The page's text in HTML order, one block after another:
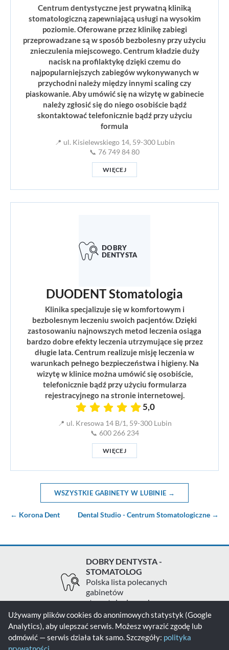
Centrum dentystyczne jest prywatną kliniką
stomatologiczną zapewniającą usługi na wysokim
poziomie. Oferowane przez klinikę zabiegi
przeprowadzane są w sposób bezbolesny przy użyciu
znieczulenia miejscowego. Centrum kładzie duży
nacisk na profilaktykę dzięki czemu do
najpopularniejszych zabiegów wykonywanych w
przychodni należy między innymi scaling czy
piaskowanie. Aby umówić się na wizytę w gabinecie
należy zgłosić się do niego osobiście bądź
skontaktować telefonicznie bądź przy użyciu
formula
📍 ul. Kisielewskiego 14, 59-300 Lubin
📞 76 749 84 80
WIĘCEJ
DUODENT Stomatologia
Klinika specjalizuje się w komfortowym i
bezbolesnym leczeniu swoich pacjentów. Dzięki
zastosowaniu najnowszych metod leczenia osiąga
bardzo dobre efekty leczenia utrzymujące się przez
długie lata. Centrum realizuje misję leczenia w
warunkach pełnego bezpieczeństwa i higieny. Na
wizytę w klinice można umówić się osobiście,
telefonicznie bądź przy użyciu formularza
rejestracyjnego na stronie internetowej.
5,0
📍 ul. Kresowa 14 B/1, 59-300 Lubin
📞 600 266 234
WIĘCEJ
WSZYSTKIE GABINETY W LUBINIE →
← Korona Dent Dental Studio - Centrum Stomatologiczne →
DOBRY DENTYSTA -
STOMATOLOG
Polska lista polecanych
gabinetów
stomatologicznych
Zgłoś gabinet Kontakt
Polityka prywatności
Używamy plików cookies do anonimowych statystyk (Google
Analytics), aby ulepszać serwis. Możesz wyrazić zgodę lub
odmówić — serwis działa tak samo. Szczegóły: polityka